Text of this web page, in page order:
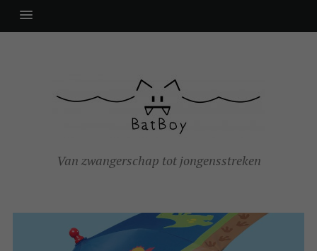
Van zwangerschap tot jongensstreken